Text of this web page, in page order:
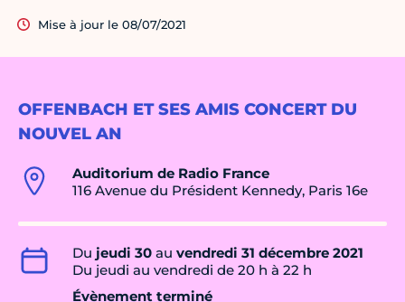
OFFENBACH ET SES AMIS CONCERT DU
NOUVEL AN
Auditorium de Radio France
116 Avenue du Président Kennedy, Paris 16e
Du jeudi 30 au vendredi 31 décembre 2021
Du jeudi au vendredi de 20 h à 22 h
Évènement terminé
Mise à jour le 08/07/2021